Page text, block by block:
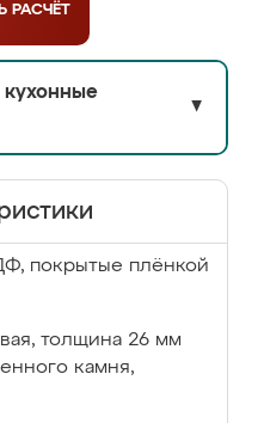
РАСЧЁТ
кухонные
▼
покрытые плёнкой
толщина 26 мм
камня,